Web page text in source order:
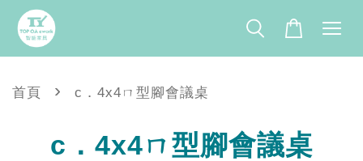
首頁 › c．4x4ㄇ型腳會議桌
c．4x4ㄇ型腳會議桌